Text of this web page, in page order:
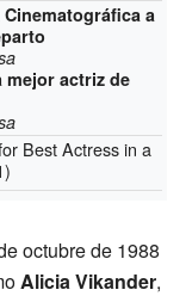
a
mejor actriz de
Best Actress in a
octubre de 1988
Alicia Vikander,